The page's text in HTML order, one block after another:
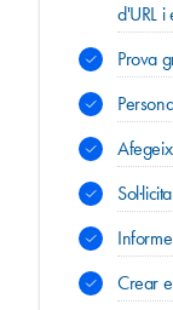
d'URL i
Prova
Crear